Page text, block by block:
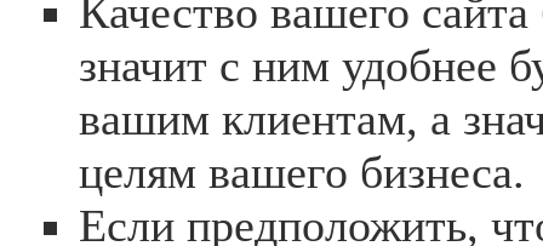
Качество вашего
значит с ним удобнее
вашим клиентам, а
целям вашего бизнеса.
Если предположить,